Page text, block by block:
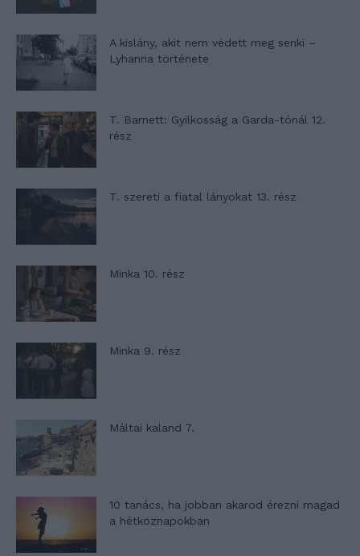
A kislány, akit nem védett meg senki –
Lyhanna története
T. Barnett: Gyilkosság a Garda-tónál 12.
rész
T. szereti a fiatal lányokat 13. rész
Minka 10. rész
Minka 9. rész
Máltai kaland 7.
10 tanács, ha jobban akarod érezni magad
a hétköznapokban